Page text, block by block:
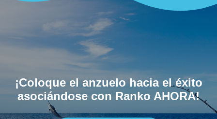
¡Coloque el anzuelo hacia el éxito
asociándose con Ranko AHORA!